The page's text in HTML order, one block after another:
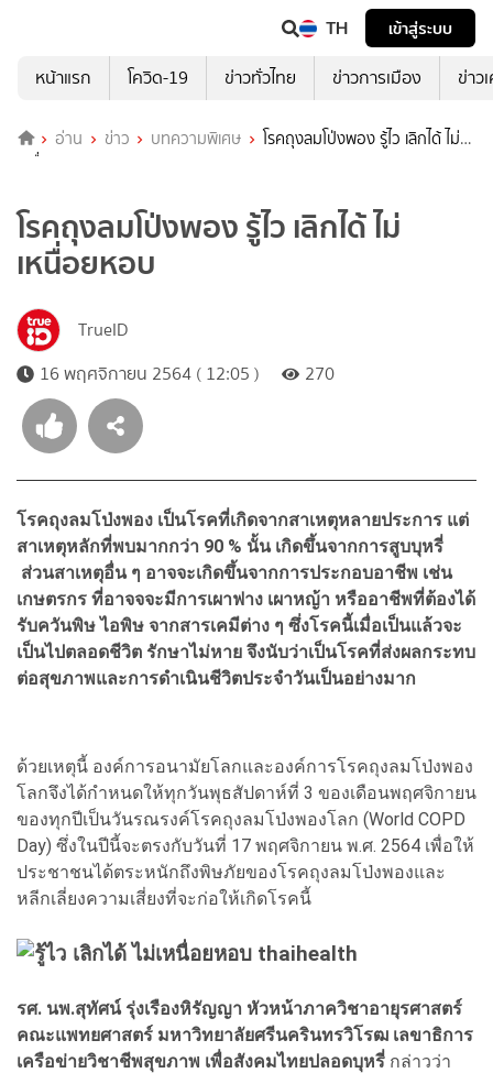
TH
เข้าสู่ระบบ
หน้าแรก
โควิด-19 ข่าวทั่วไทย ข่าวการเมือง ข่าว
อ่าน ข่าว บทความพิเศษ
โรคถุงลมโป่งพอง รู้ไว เลิกได้ ไม่
เหนื่อยหอบ
โรคถุงลมโป่งพอง รู้ไว เลิกได้ ไม่
เหนื่อยหอบ
TrueID
16 พฤศจิกายน 2564 ( 12:05 )
270
โรคถุงลมโป่งพอง เป็นโรคที่เกิดจากสาเหตุหลายประการ แต่
สาเหตุหลักที่พบมากกว่า 90 % นั้น เกิดขึ้นจากการสูบบุหรี่
ส่วนสาเหตุอื่น ๆ อาจจะเกิดขึ้นจากการประกอบอาชีพ เช่น
เกษตรกร ที่อาจจจะมีการเผาฟาง เผาหญ้า หรืออาชีพที่ต้องได้
รับควันพิษ ไอพิษ จากสารเคมีต่าง ๆ ซึ่งโรคนี้เมื่อเป็นแล้วจะ
เป็นไปตลอดชีวิต รักษาไม่หาย จึงนับว่าเป็นโรคที่ส่งผลกระทบ
ต่อสุขภาพและการดำเนินชีวิตประจำวันเป็นอย่างมาก
ด้วยเหตุนี้ องค์การอนามัยโลกและองค์การโรคถุงลมโป่งพอง
โลกจึงได้กำหนดให้ทุกวันพุธสัปดาห์ที่ 3 ของเดือนพฤศจิกายน
ของทุกปีเป็นวันรณรงค์โรคถุงลมโป่งพองโลก (World COPD
Day) ซึ่งในปีนี้จะตรงกับวันที่ 17 พฤศจิกายน พ.ศ. 2564 เพื่อให้
ประชาชนได้ตระหนักถึงพิษภัยของโรคถุงลมโป่งพองและ
หลีกเลี่ยงความเสี่ยงที่จะก่อให้เกิดโรคนี้
รศ. นพ.สุทัศน์ รุ่งเรืองหิรัญญา หัวหน้าภาควิชาอายุรศาสตร์
คณะแพทยศาสตร์ มหาวิทยาลัยศรีนครินทรวิโรฒ เลขาธิการ
เครือข่ายวิชาชีพสุขภาพ เพื่อสังคมไทยปลอดบุหรี่ กล่าวว่า